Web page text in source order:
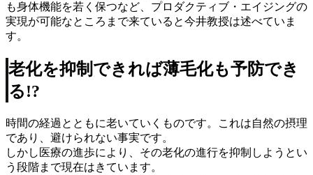
も身体機能を若く保つなど、プロダクティブ・エイジングの
実現が可能なところまで来ていると今井教授は述べていま
す。
老化を抑制できれば薄毛化も予防でき
る!?
時間の経過とともに老いていくものです。これは自然の摂理
であり、避けられない事実です。
しかし医療の進歩により、その老化の進行を抑制しようとい
う段階まで現在はきています。